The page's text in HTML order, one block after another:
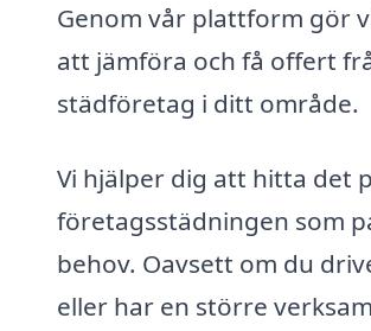
Genom vår plattform gör
att jämföra och få offert
städföretag i ditt område.
Vi hjälper dig att hitta det
företagsstädningen som
behov. Oavsett om du
eller har en större